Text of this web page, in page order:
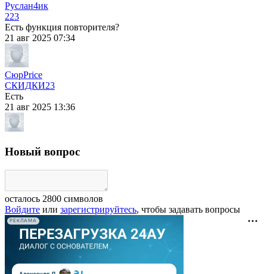
Руслан4ик
223
Есть функция повторителя?
21 авг 2025 07:34
CюрPrice
СКИДКИ23
Есть
21 авг 2025 13:36
Новый вопрос
осталось 2800 символов
Войдите или зарегистрируйтесь, чтобы задавать вопросы
РЕКЛАМА